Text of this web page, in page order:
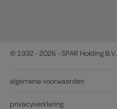
© 1932 - 2026 - SPAR Holding B.V.
algemene voorwaarden
privacyverklaring